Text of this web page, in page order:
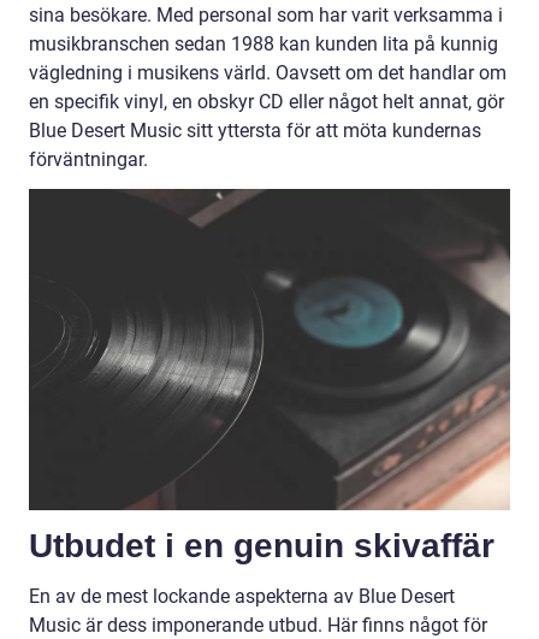
sina besökare. Med personal som har varit verksamma i
musikbranschen sedan 1988 kan kunden lita på kunnig
vägledning i musikens värld. Oavsett om det handlar om
en specifik vinyl, en obskyr CD eller något helt annat, gör
Blue Desert Music sitt yttersta för att möta kundernas
förväntningar.
Utbudet i en genuin skivaffär
En av de mest lockande aspekterna av Blue Desert
Music är dess imponerande utbud. Här finns något för